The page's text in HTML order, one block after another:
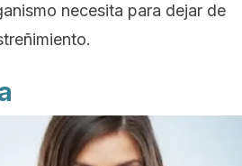
necesita para dejar de